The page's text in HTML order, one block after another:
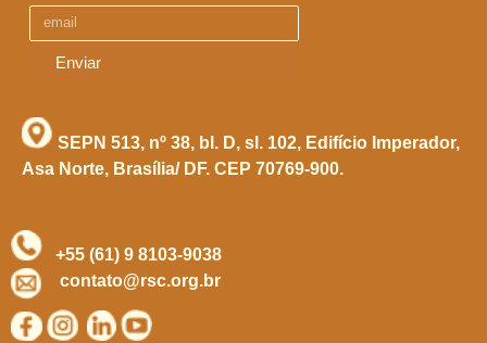
Enviar
SEPN 513, nº 38, bl. D, sl. 102, Edifício Imperador,
Asa Norte, Brasília/ DF. CEP 70769-900.
+55 (61) 9 8103-9038
contato@rsc.org.br